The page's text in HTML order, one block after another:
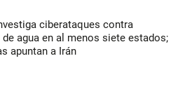
ciberataques contra
agua en al menos siete estados;
apuntan a Irán